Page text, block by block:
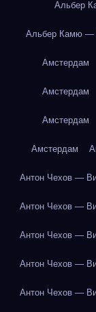
Альбер
Альбер Камю —
Амстердам
Амстердам
Амстердам
Амстердам
Антон Чехов —
Антон Чехов —
Антон Чехов —
Антон Чехов —
Антон Чехов —